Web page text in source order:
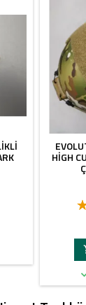
HIGH